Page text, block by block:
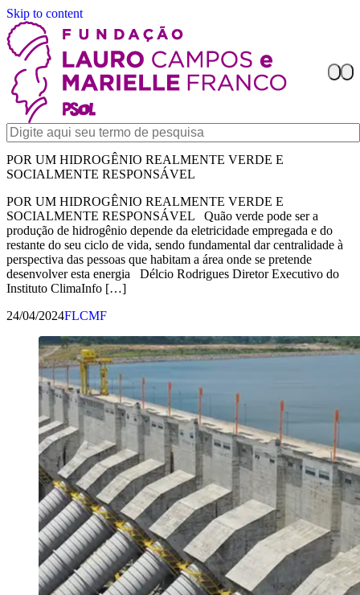
Skip to content
POR UM HIDROGÊNIO REALMENTE VERDE E
SOCIALMENTE RESPONSÁVEL
POR UM HIDROGÊNIO REALMENTE VERDE E
SOCIALMENTE RESPONSÁVEL Quão verde pode ser a
produção de hidrogênio depende da eletricidade empregada e do
restante do seu ciclo de vida, sendo fundamental dar centralidade à
perspectiva das pessoas que habitam a área onde se pretende
desenvolver esta energia Délcio Rodrigues Diretor Executivo do
Instituto ClimaInfo […]
24/04/2024FLCMF